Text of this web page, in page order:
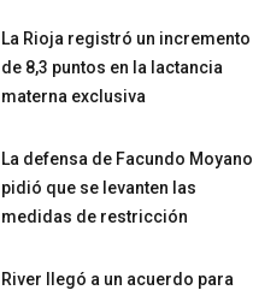
La Rioja registró un incremento
de 8,3 puntos en la lactancia
materna exclusiva
La defensa de Facundo Moyano
pidió que se levanten las
medidas de restricción
River llegó a un acuerdo para